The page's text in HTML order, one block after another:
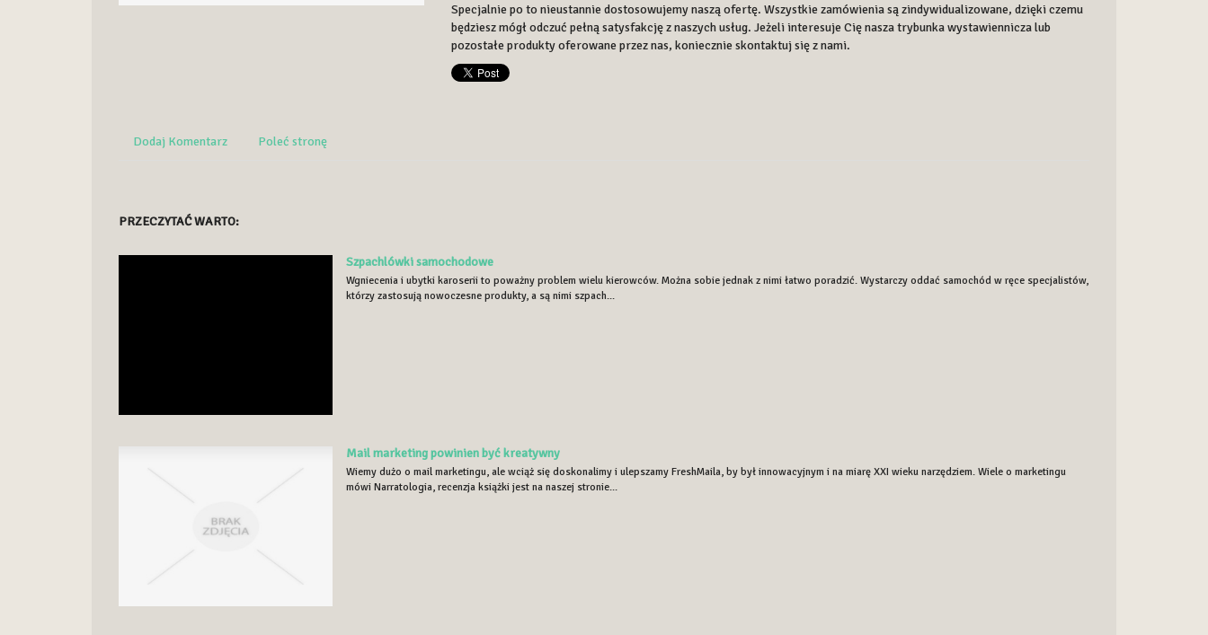
Specjalnie po to nieustannie dostosowujemy naszą ofertę. Wszystkie zamówienia są zindywidualizowane, dzięki czemu
będziesz mógł odczuć pełną satysfakcję z naszych usług. Jeżeli interesuje Cię nasza trybunka wystawiennicza lub
pozostałe produkty oferowane przez nas, koniecznie skontaktuj się z nami.
Dodaj Komentarz Poleć stronę
PRZECZYTAĆ WARTO:
Szpachlówki samochodowe
Wgniecenia i ubytki karoserii to poważny problem wielu kierowców. Można sobie jednak z nimi łatwo poradzić. Wystarczy oddać samochód w ręce specjalistów,
którzy zastosują nowoczesne produkty, a są nimi szpach...
Mail marketing powinien być kreatywny
Wiemy dużo o mail marketingu, ale wciąż się doskonalimy i ulepszamy FreshMaila, by był innowacyjnym i na miarę XXI wieku narzędziem. Wiele o marketingu
mówi Narratologia, recenzja książki jest na naszej stronie...